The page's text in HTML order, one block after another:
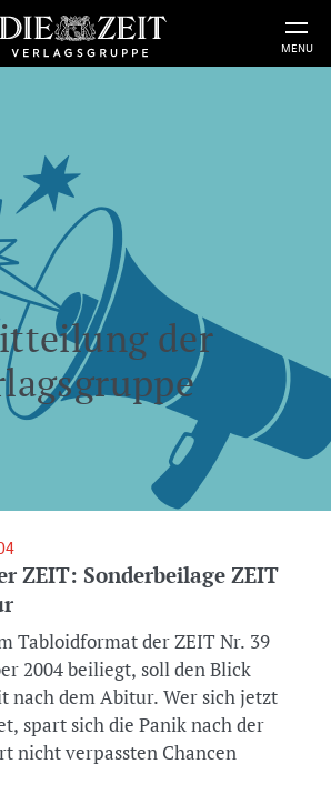
MENU
der
ZEIT: Sonderbeilage ZEIT
Tabloidformat der ZEIT Nr. 39
2004 beiliegt, soll den Blick
nach dem Abitur. Wer sich jetzt
spart sich die Panik nach der
nicht verpassten Chancen